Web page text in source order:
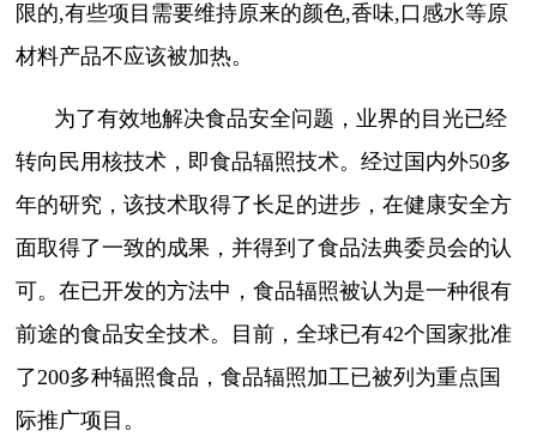
限的,有些项目需要维持原来的颜色,香味,口感水等原
材料产品不应该被加热。
为了有效地解决食品安全问题，业界的目光已经
转向民用核技术，即食品辐照技术。经过国内外50多
年的研究，该技术取得了长足的进步，在健康安全方
面取得了一致的成果，并得到了食品法典委员会的认
可。在已开发的方法中，食品辐照被认为是一种很有
前途的食品安全技术。目前，全球已有42个国家批准
了200多种辐照食品，食品辐照加工已被列为重点国
际推广项目。